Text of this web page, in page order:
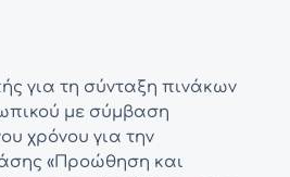
για τη σύνταξη πινάκων
με σύμβαση
χρόνου για την
«Προώθηση και